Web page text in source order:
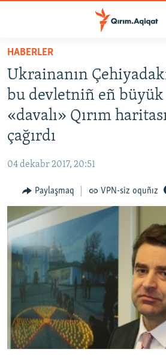
Esas
qaytmaq
Baş
navigatsiyağa
qaytmaq
Qıdıruvğa
HABERLER
SİYASET
İQTİSADİYAT
CEMİYET
İNSAN AQLARI
VİDEO
SÜRET
BLOGLAR
FİKİR
Українською
QOŞULIÑIZ!
HABERLER
Ukrainanın
bu devletniñ eñ
«davalı» Qırım
çağırdı
04 dekabr 2017, 20:51
Paylaşmaq VPN-siz oquñız